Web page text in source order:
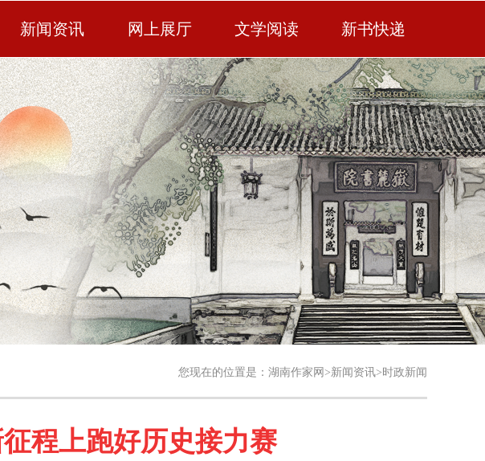
新闻资讯 网上展厅 文学阅读 新书快递
您现在的位置是： 湖南作家网 >新闻资讯>时政新闻
程上跑好历史接力赛